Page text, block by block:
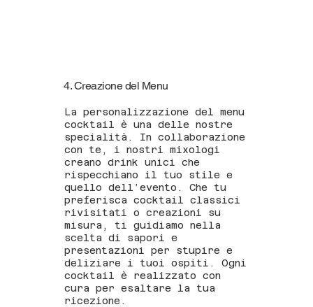
4. Creazione del Menu
La personalizzazione del menu
cocktail è una delle nostre
specialità. In collaborazione
con te, i nostri mixologi
creano drink unici che
rispecchiano il tuo stile e
quello dell’evento. Che tu
preferisca cocktail classici
rivisitati o creazioni su
misura, ti guidiamo nella
scelta di sapori e
presentazioni per stupire e
deliziare i tuoi ospiti. Ogni
cocktail è realizzato con
cura per esaltare la tua
ricezione.